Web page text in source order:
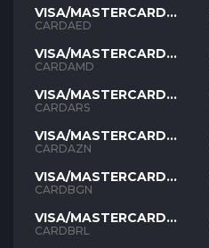
VISA/MASTERCARD
AED
CARDAED
VISA/MASTERCARD
AMD
CARDAMD
VISA/MASTERCARD
ARS
CARDARS
VISA/MASTERCARD
AZN
CARDAZN
VISA/MASTERCARD
BGN
CARDBGN
VISA/MASTERCARD
BRL
CARDBRL